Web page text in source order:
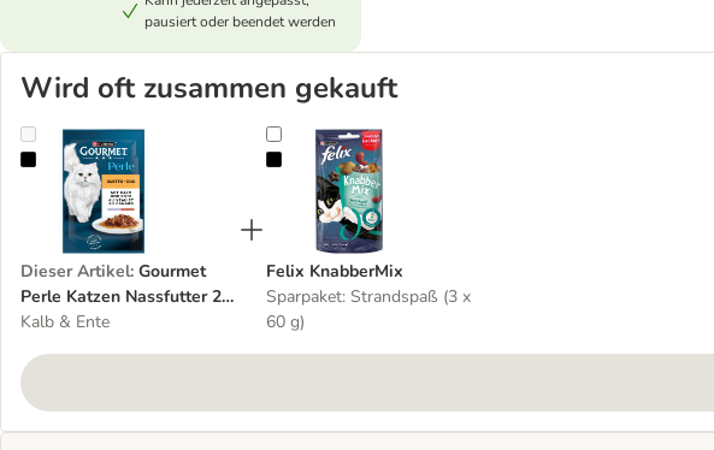
pausiert oder beendet werden
Wird oft zusammen gekauft
Gourmet Perle Katzen Nassfutter 26 x 85 g
Dieser Artikel: Gourmet
Perle Katzen Nassfutter 26
x 85 g
Kalb & Ente
Felix KnabberMix
Felix KnabberMix
Sparpaket: Strandspaß (3 x
60 g)